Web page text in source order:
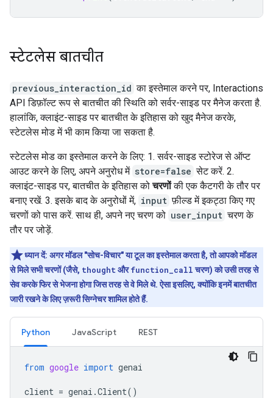
स्टेटलेस बातचीत
previous_interaction_id का इस्तेमाल करने पर, Interactions
API डिफ़ॉल्ट रूप से बातचीत की स्थिति को सर्वर-साइड पर मैनेज करता है.
हालांकि, क्लाइंट-साइड पर बातचीत के इतिहास को खुद मैनेज करके,
स्टेटलेस मोड में भी काम किया जा सकता है.
स्टेटलेस मोड का इस्तेमाल करने के लिए: 1. सर्वर-साइड स्टोरेज से ऑप्ट
आउट करने के लिए, अपने अनुरोध में store=false सेट करें. 2.
क्लाइंट-साइड पर, बातचीत के इतिहास कोचरणोंकी एक कैटगरी के तौर पर
बनाए रखें. 3. इसके बाद के अनुरोधों में, input फ़ील्ड में इकट्ठा किए गए
चरणों को पास करें. साथ ही, अपने नए चरण को user_input चरण के
तौर पर जोड़ें.
ध्यान दें: अगर मॉडल "सोच-विचार" या टूल का इस्तेमाल करता है, तो आपको मॉडल
से मिले सभी चरणों (जैसे, thought औरfunction_callचरण) को उसी तरह से
सेव करके फिर से भेजना होगा जिस तरह से वे मिले थे. ऐसा इसलिए, क्योंकि इनमें बातचीत
जारी रखने के लिए ज़रूरी सिग्नेचर शामिल होते हैं.
Python JavaScript REST
from google import genai
client = genai .Client()